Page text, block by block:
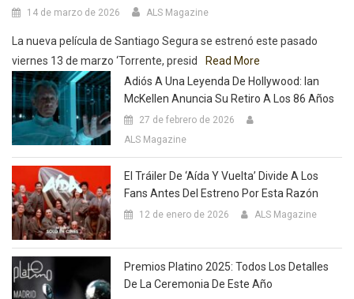
14 de marzo de 2026 ALS Magazine
La nueva película de Santiago Segura se estrenó este pasado
viernes 13 de marzo ‘Torrente, presid
Read More
Adiós A Una Leyenda De Hollywood: Ian
McKellen Anuncia Su Retiro A Los 86 Años
27 de febrero de 2026
ALS Magazine
El Tráiler De ‘Aída Y Vuelta’ Divide A Los
Fans Antes Del Estreno Por Esta Razón
12 de enero de 2026 ALS Magazine
Premios Platino 2025: Todos Los Detalles
De La Ceremonia De Este Año